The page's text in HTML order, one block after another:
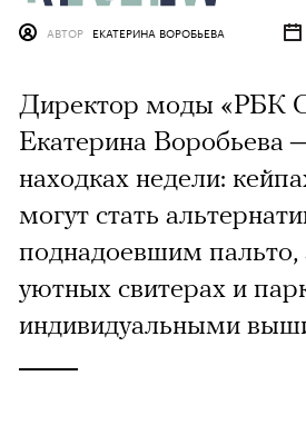
АВТОР ЕКАТЕРИНА ВОРОБЬЕВА
Директор моды «РБК
Екатерина Воробьева
находках недели:
могут стать
поднадоевшим
уютных свитерах и
индивидуальными